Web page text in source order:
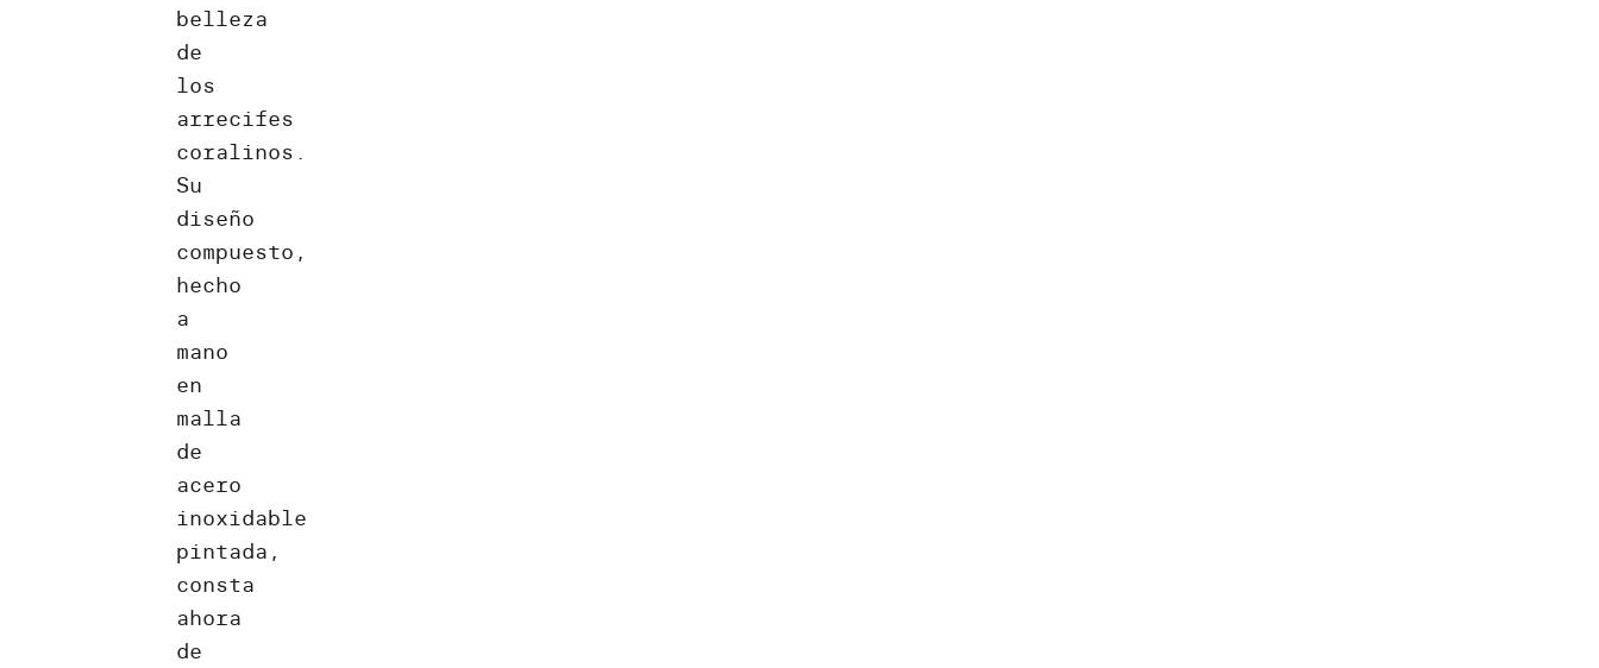
belleza
de
los
arrecifes
coralinos.
Su
diseño
compuesto,
hecho
a
mano
en
malla
de
acero
inoxidable
pintada,
consta
ahora
de